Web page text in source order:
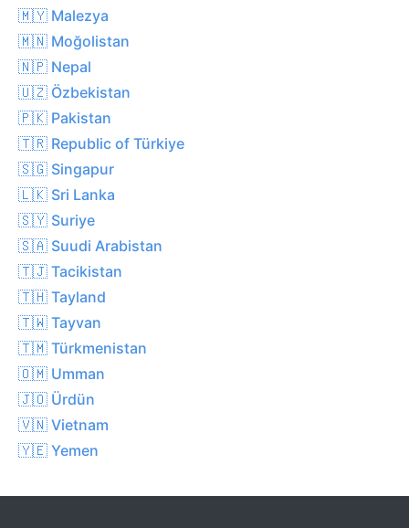
🇲🇾 Malezya
🇲🇳 Moğolistan
🇳🇵 Nepal
🇺🇿 Özbekistan
🇵🇰 Pakistan
🇹🇷 Republic of Türkiye
🇸🇬 Singapur
🇱🇰 Sri Lanka
🇸🇾 Suriye
🇸🇦 Suudi Arabistan
🇹🇯 Tacikistan
🇹🇭 Tayland
🇹🇼 Tayvan
🇹🇲 Türkmenistan
🇴🇲 Umman
🇯🇴 Ürdün
🇻🇳 Vietnam
🇾🇪 Yemen